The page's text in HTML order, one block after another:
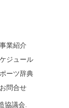
事業紹介
ジュール
ーツ辞典
お問合せ
協議会.